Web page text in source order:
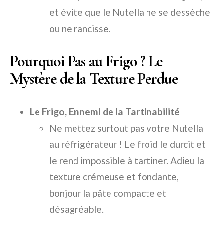
et évite que le Nutella ne se dessèche
ou ne rancisse.
Pourquoi Pas au Frigo ? Le
Mystère de la Texture Perdue
Le Frigo, Ennemi de la Tartinabilité
Ne mettez surtout pas votre Nutella
au réfrigérateur ! Le froid le durcit et
le rend impossible à tartiner. Adieu la
texture crémeuse et fondante,
bonjour la pâte compacte et
désagréable.